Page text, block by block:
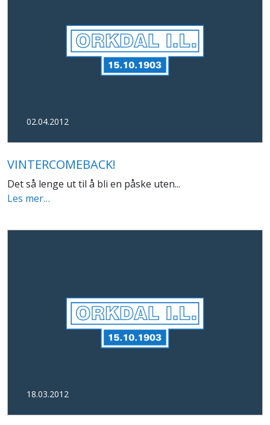
02.04.2012
VINTERCOMEBACK!
Det så lenge ut til å bli en påske uten...
Les mer…
18.03.2012